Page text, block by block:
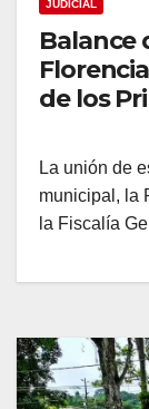
JUDICIAL
Balance
de los
La unión de
municipal, la
la Fiscalía